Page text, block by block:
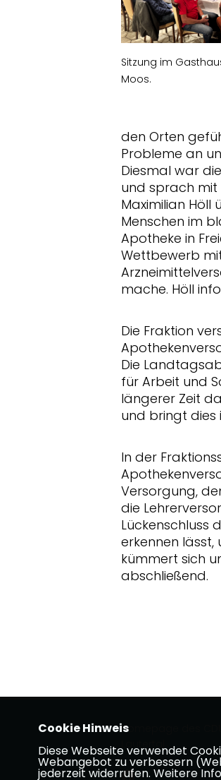
Sitzung im
Moos.
den Orten
Probleme an
Diesmal war
und sprach mit
Maximilian Höll
Menschen im
Apotheke in
Wettbewerb
mache. Höll
Die Fraktion
Die
für Arbeit und
längerer Zeit
und bringt dies
In der
Versorgung,
die
Lückenschluss
erkennen lässt,
kümmert sich
abschließend.
Homepage des
Cookie Hinweis
Diese Webseite verwendet
Webangebot zu verbessern
jederzeit widerrufen. Weitere